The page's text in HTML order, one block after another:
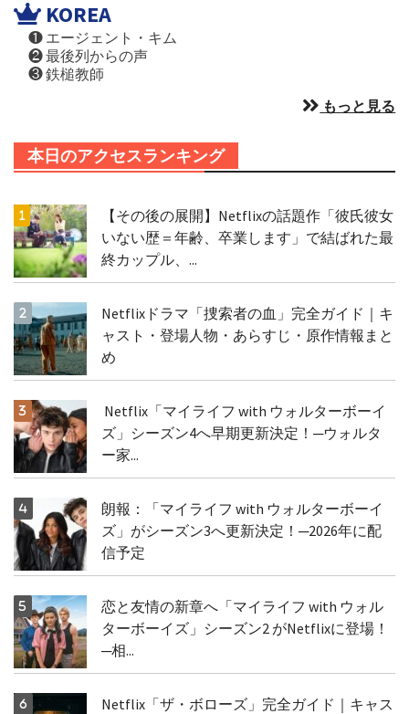
KOREA
❶ エージェント・キム
❷ 最後列からの声
❸ 鉄槌教師
もっと見る
本日のアクセスランキング
【その後の展開】Netflixの話題作「彼氏彼女
いない歴＝年齢、卒業します」で結ばれた最
終カップル、...
Netflixドラマ「捜索者の血」完全ガイド｜キ
ャスト・登場人物・あらすじ・原作情報まと
め
Netflix「マイライフ with ウォルターボーイ
ズ」シーズン4へ早期更新決定！─ウォルタ
ー家...
朗報：「マイライフ with ウォルターボーイ
ズ」がシーズン3へ更新決定！─2026年に配
信予定
恋と友情の新章へ「マイライフ with ウォル
ターボーイズ」シーズン2 がNetflixに登場！
─相...
Netflix「ザ・ボローズ」完全ガイド｜キャス